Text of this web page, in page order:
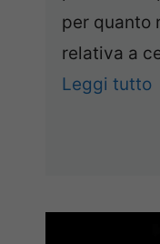
per quanto
relativa a
Leggi tutto